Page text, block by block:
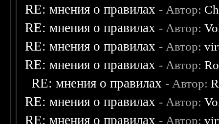
RE: мнения о правилах - Автор:
RE: мнения о правилах - Автор:
RE: мнения о правилах - Автор:
RE: мнения о правилах - Автор:
RE: мнения о правилах - Автор:
RE: мнения о правилах - Автор:
RE: мнения о правилах - Автор: